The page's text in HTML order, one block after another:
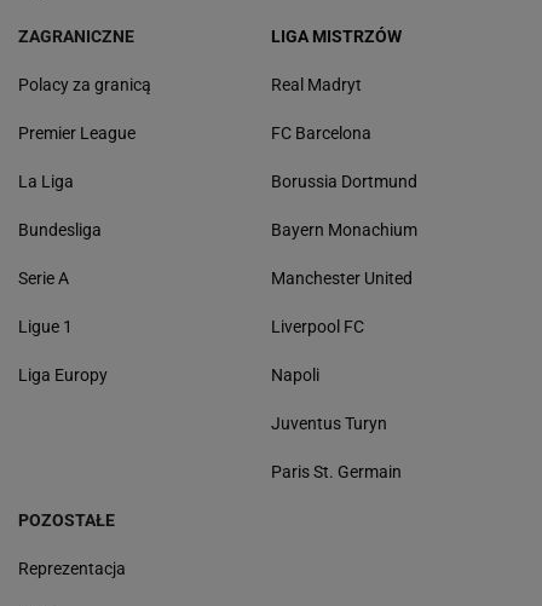
ZAGRANICZNE
Polacy za granicą
Premier League
La Liga
Bundesliga
Serie A
Ligue 1
Liga Europy
LIGA MISTRZÓW
Real Madryt
FC Barcelona
Borussia Dortmund
Bayern Monachium
Manchester United
Liverpool FC
Napoli
Juventus Turyn
Paris St. Germain
POZOSTAŁE
Reprezentacja